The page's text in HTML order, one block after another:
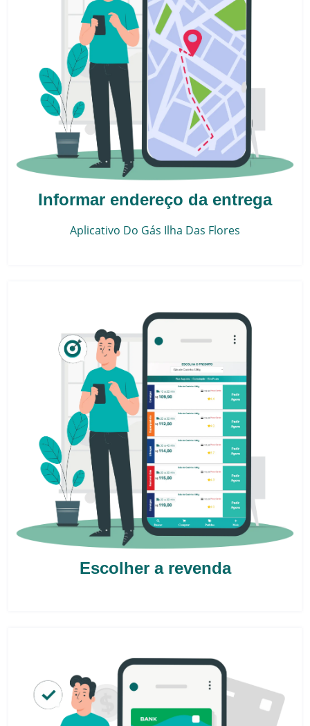
Informar endereço da entrega
Aplicativo Do Gás Ilha Das Flores
Escolher a revenda